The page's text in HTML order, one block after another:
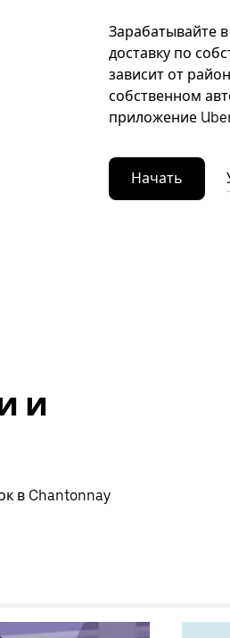
Зарабатывайте
доставку по
зависит от
собственном
приложение
Начать
и
в Chantonnay